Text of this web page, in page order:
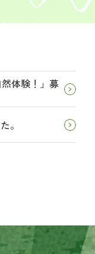
体験！」募
。